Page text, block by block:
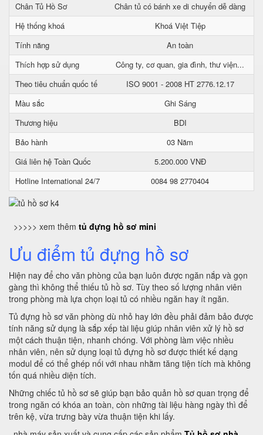
Chân Tủ Hồ Sơ
Chân tủ có bánh xe di chuyển dễ dàng
Hệ thống khoá
Khoá Việt Tiệp
Tính năng
An toàn
Thích hợp sử dụng
Công ty, cơ quan, gia đình, thư viện...
Theo tiêu chuẩn quốc tế
ISO 9001 - 2008 HT 2776.12.17
Màu sắc
Ghi Sáng
Thương hiệu
BDI
Bảo hành
03 Năm
Giá liên hệ Toàn Quốc
5.200.000 VNĐ
Hotline International 24/7
0084 98 2770404
>>>>> xem thêm tủ đựng hồ sơ mini
Ưu điểm tủ đựng hồ sơ
Hiện nay để cho văn phòng của bạn luôn được ngăn nắp và gọn
gàng thì không thể thiếu tủ hồ sơ. Tùy theo số lượng nhân viên
trong phòng mà lựa chọn loại tủ có nhiều ngăn hay ít ngăn.
Tủ đựng hồ sơ văn phòng dù nhỏ hay lớn đều phải đảm bảo được
tính năng sử dụng là sắp xếp tài liệu giúp nhân viên xử lý hồ sơ
một cách thuận tiện, nhanh chóng. Với phòng làm việc nhiều
nhân viên, nên sử dụng loại tủ đựng hồ sơ được thiết kế dạng
modul để có thể ghép nối với nhau nhằm tăng tiện tích mà không
tốn quá nhiều diện tích.
Những chiếc tủ hồ sơ sẽ giúp bạn bảo quản hồ sơ quan trọng để
trong ngăn có khóa an toàn, còn những tài liệu hàng ngày thì để
trên kệ, vừa trưng bày vừa thuận tiện khi lấy.